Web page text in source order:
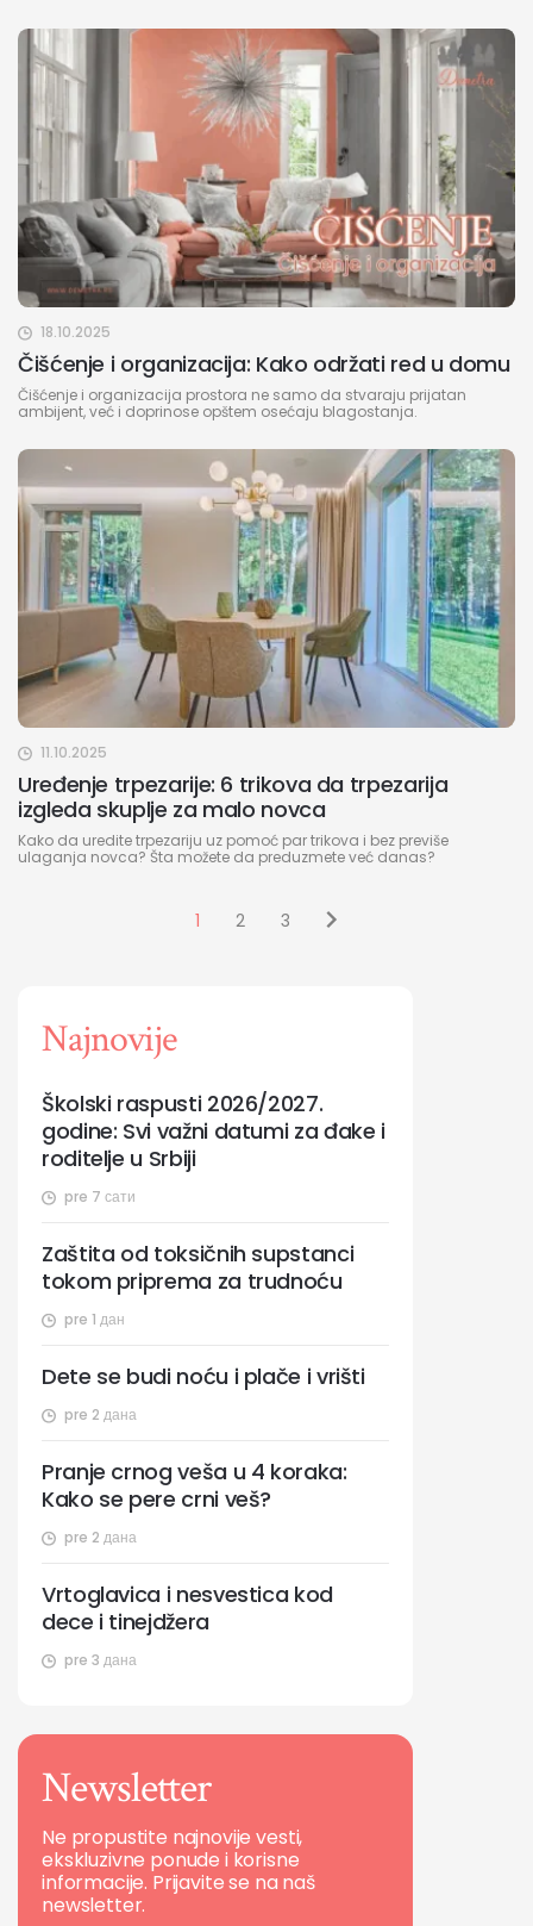
18.10.2025
Čišćenje i organizacija: Kako održati red u domu
Čišćenje i organizacija prostora ne samo da stvaraju prijatan
ambijent, već i doprinose opštem osećaju blagostanja.
11.10.2025
Uređenje trpezarije: 6 trikova da trpezarija
izgleda skuplje za malo novca
Kako da uredite trpezariju uz pomoć par trikova i bez previše
ulaganja novca? Šta možete da preduzmete već danas?
1 2 3
Najnovije
pre 7 сати
Školski raspusti 2026/2027.
godine: Svi važni datumi za đake i
roditelje u Srbiji
pre 1 дан
Zaštita od toksičnih supstanci
tokom priprema za trudnoću
pre 2 дана
Dete se budi noću i plače i vrišti
pre 2 дана
Pranje crnog veša u 4 koraka:
Kako se pere crni veš?
pre 3 дана
Vrtoglavica i nesvestica kod
dece i tinejdžera
Newsletter
Ne propustite najnovije vesti,
ekskluzivne ponude i korisne
informacije. Prijavite se na naš
newsletter.